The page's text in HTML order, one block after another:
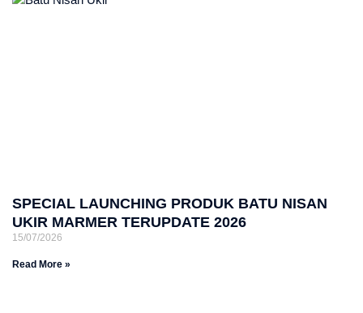
SPECIAL LAUNCHING PRODUK BATU NISAN
UKIR MARMER TERUPDATE 2026
15/07/2026
Read More »